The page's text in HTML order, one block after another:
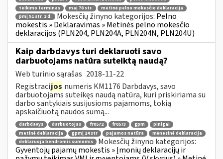
teikimo terminas
maį 78 str.
metinė pelno mokesčio deklaracija
pmį 51 str. 2 d.
Mokesčių žinyno kategorijos: Pelno
mokestis » Deklaravimas » Metinės pelno mokesčio
deklaracijos (PLN204, PLN204A, PLN204N, PLN204U)
Kaip darbdavys turi deklaruoti savo
darbuotojams natūra suteiktą naudą?
Web turinio sąrašas 2018-11-22
Registracijos numeris KM1176 Darbdavys, savo
darbuotojams suteikęs naudą natūra, kuri priskiriama su
darbo santykiais susijusioms pajamoms, tokią
apskaičiuotą naudos sumą...
darbdavys darbuotojas fr0572 fr0573 gpm
pinigai
metinė deklaracija
gpmį 24 str pajamos natūra
mėnesinė deklaracija
deklaruoja bendromis sumomis
Mokesčių žinyno kategorijos:
Gyventojų pajamų mokestis » Įmonių deklaracijų ir